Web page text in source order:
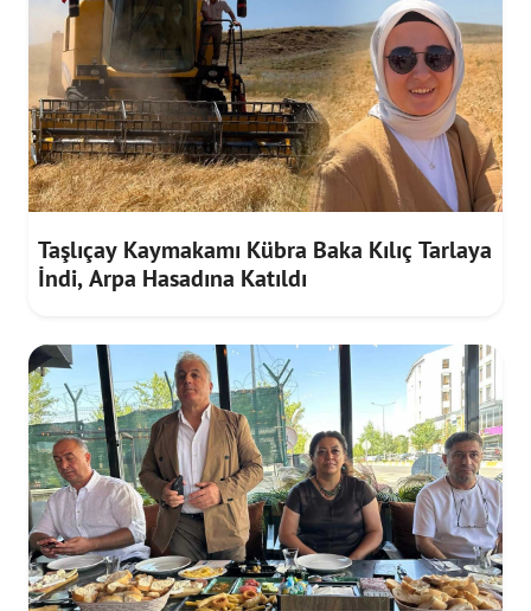
Taşlıçay Kaymakamı Kübra Baka Kılıç Tarlaya
İndi, Arpa Hasadına Katıldı